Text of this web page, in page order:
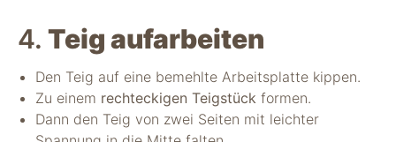
4. Teig aufarbeiten
Den Teig auf eine bemehlte Arbeitsplatte kippen.
Zu einem rechteckigen Teigstück formen.
Dann den Teig von zwei Seiten mit leichter